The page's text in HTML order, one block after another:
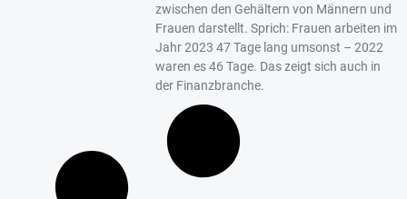
zwischen den Gehältern von Männern und
Frauen darstellt. Sprich: Frauen arbeiten im
Jahr 2023 47 Tage lang umsonst – 2022
waren es 46 Tage. Das zeigt sich auch in
der Finanzbranche.